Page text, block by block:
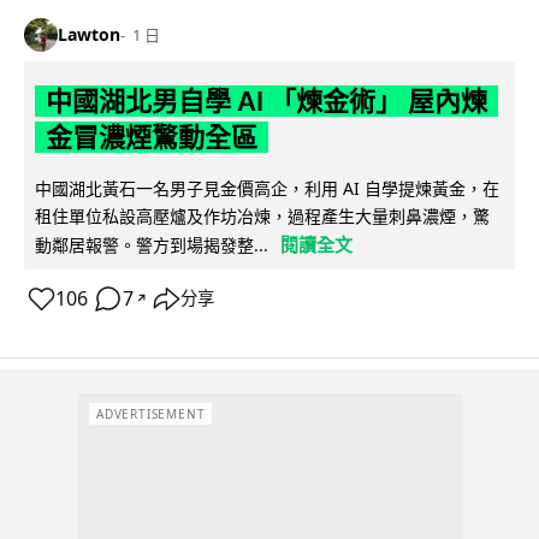
Lawton 1 日
中國湖北男自學 AI 「煉金術」 屋內煉
金冒濃煙驚動全區
中國湖北黃石一名男子見金價高企，利用 AI 自學提煉黃金，在
租住單位私設高壓爐及作坊冶煉，過程產生大量刺鼻濃煙，驚
動鄰居報警。警方到場揭發整...
閱讀全文
106 7 ↗ 分享
ADVERTISEMENT